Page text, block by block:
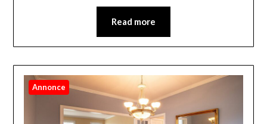
Read more
Annonce